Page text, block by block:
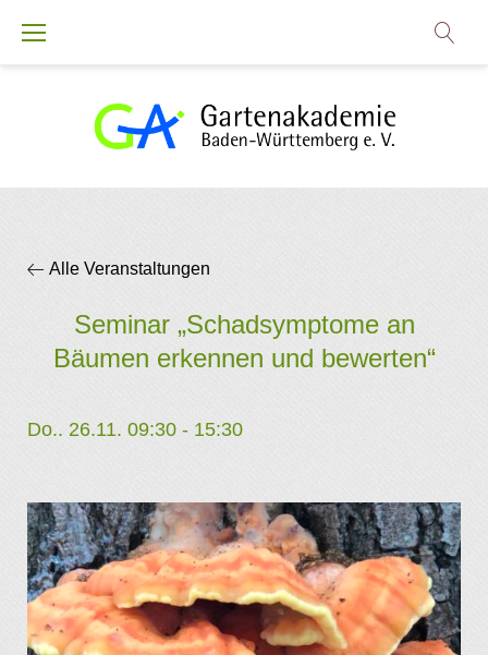
Inhalt
Alle Veranstaltungen
Seminar „Schadsymptome an
Bäumen erkennen und bewerten“
Do.. 26.11. 09:30 - 15:30